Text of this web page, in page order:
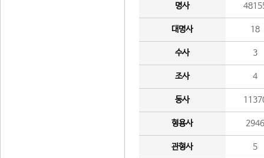
명사
대명사 18
수사 3
조사 4
동사
형용사 2946
관형사 5